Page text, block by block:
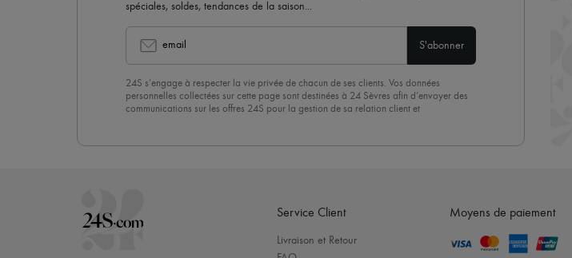
spéciales, soldes, tendances de la saison...
email S'abonner
24S s’engage à respecter la vie privée de chacun de ses clients. Vos données
personnelles collectées sur cette page sont destinées à 24 Sèvres afin d’envoyer des
communications sur les offres 24S pour la gestion de sa relation client et
désinscrire » en bas de page de nos emails.
Service Client
Livraison et Retour
Moyens de paiement